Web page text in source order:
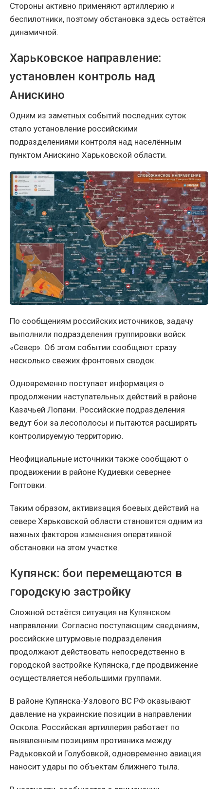
Стороны активно применяют артиллерию и
беспилотники, поэтому обстановка здесь остаётся
динамичной.
Харьковское направление:
установлен контроль над
Анискино
Одним из заметных событий последних суток
стало установление российскими
подразделениями контроля над населённым
пунктом Анискино Харьковской области.
По сообщениям российских источников, задачу
выполнили подразделения группировки войск
«Север». Об этом событии сообщают сразу
несколько свежих фронтовых сводок.
Одновременно поступает информация о
продолжении наступательных действий в районе
Казачьей Лопани. Российские подразделения
ведут бои за лесополосы и пытаются расширять
контролируемую территорию.
Неофициальные источники также сообщают о
продвижении в районе Кудиевки севернее
Гоптовки.
Таким образом, активизация боевых действий на
севере Харьковской области становится одним из
важных факторов изменения оперативной
обстановки на этом участке.
Купянск: бои перемещаются в
городскую застройку
Сложной остаётся ситуация на Купянском
направлении. Согласно поступающим сведениям,
российские штурмовые подразделения
продолжают действовать непосредственно в
городской застройке Купянска, где продвижение
осуществляется небольшими группами.
В районе Купянска-Узлового ВС РФ оказывают
давление на украинские позиции в направлении
Оскола. Российская артиллерия работает по
выявленным позициям противника между
Радьковкой и Голубовкой, одновременно авиация
наносит удары по объектам ближнего тыла.